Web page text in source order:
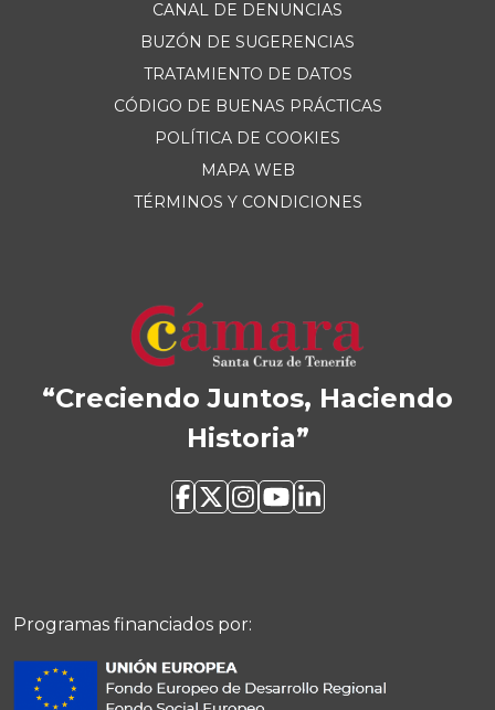
CANAL DE DENUNCIAS
BUZÓN DE SUGERENCIAS
TRATAMIENTO DE DATOS
CÓDIGO DE BUENAS PRÁCTICAS
POLÍTICA DE COOKIES
MAPA WEB
TÉRMINOS Y CONDICIONES
“Creciendo Juntos, Haciendo
Historia”
Programas financiados por: